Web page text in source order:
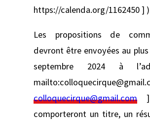
https://calenda.org/1162450 ]
Les propositions de
devront être envoyées au
septembre 2024 à
colloquecirque@gmail.com ]
comporteront un titre, un